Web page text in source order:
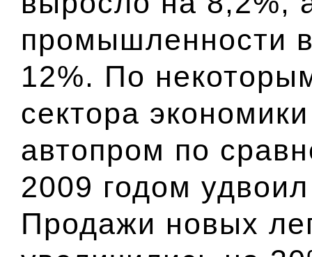
промышленности
12%. По
сектора
автопром по
2009 годом
Продажи новых